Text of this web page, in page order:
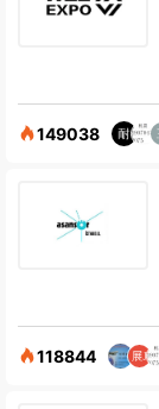
149038
118844